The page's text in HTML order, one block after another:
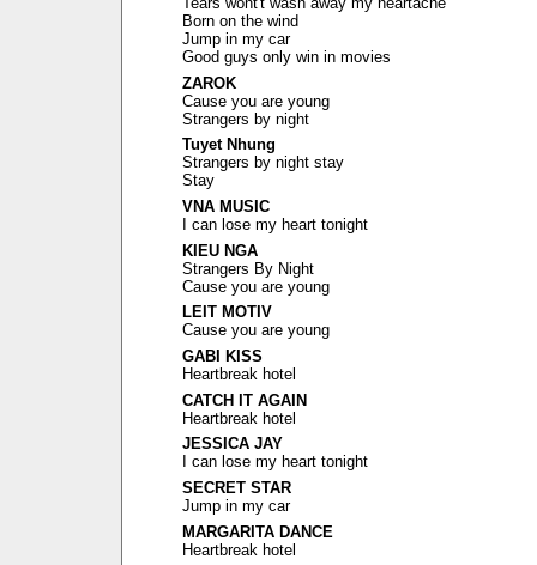
Born on the wind
Jump in my car
Good guys only win in movies
ZAROK
Cause you are young
Strangers by night
Tuyet Nhung
Strangers by night stay
Stay
VNA MUSIC
I can lose my heart tonight
KIEU NGA
Strangers By Night
Cause you are young
LEIT MOTIV
Cause you are young
GABI KISS
Heartbreak hotel
CATCH IT AGAIN
Heartbreak hotel
JESSICA JAY
I can lose my heart tonight
SECRET STAR
Jump in my car
MARGARITA DANCE
Heartbreak hotel